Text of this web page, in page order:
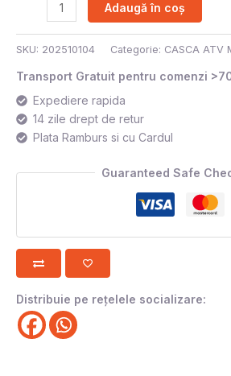
Adaugă în coș
SKU: 202510104 Categorie: CASCA ATV
Transport Gratuit pentru comenzi
Expediere rapida
14 zile drept de retur
Plata Ramburs si cu Cardul
Guaranteed Safe
Distribuie pe rețelele socializare: